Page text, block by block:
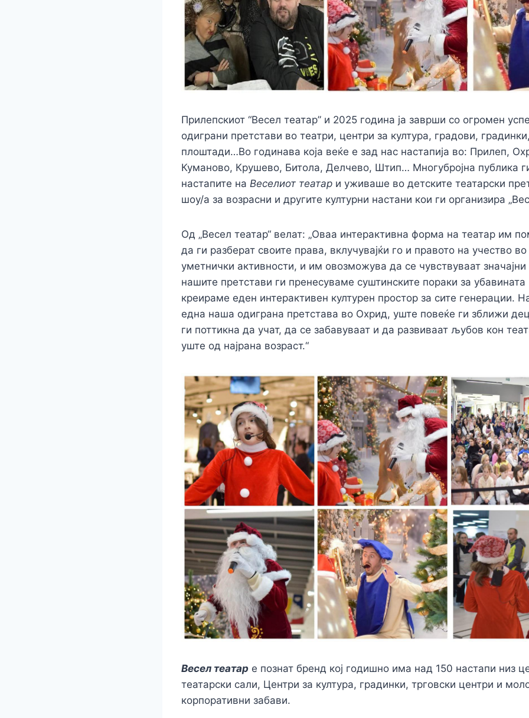
Прилепскиот “Весел театар” и 2025 година ја заврши со огромен
одиграни претстави во театри, центри за култура, градови,
плоштади…Во годинава која веќе е зад нас настапија во: Прилеп,
Куманово, Крушево, Битола, Делчево, Штип… Многубројна публика
настапите на Веселиот театар и уживаше во детските театарски
шоу/а за возрасни и другите културни настани кои ги организира
Од „Весел театар“ велат: „Оваа интерактивна форма на театар им
да ги разберат своите права, вклучувајќи го и правото на учество во
уметнички активности, и им овозможува да се чувствуваат
нашите претстави ги пренесуваме суштинските пораки за
креираме еден интерактивен културен простор за сите генерации.
една наша одиграна претстава во Охрид, уште повеќе ги зближи
ги поттикна да учат, да се забавуваат и да развиваат љубов кон
уште од најрана возраст.“
Весел театар е познат бренд кој годишно има над 150 настапи низ
театарски сали, Центри за култура, градинки, трговски центри и
корпоративни забави.